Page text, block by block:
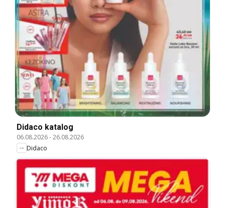
Didaco katalog
06.08.2026-26.08.2026
Didaco